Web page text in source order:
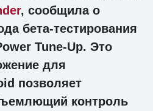
, сообщила о
бета-тестирования
Tune-Up. Это
для
позволяет
контроль